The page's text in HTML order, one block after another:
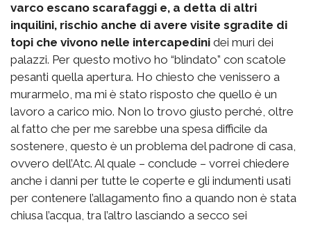
varco escano scarafaggi e, a detta di altri
inquilini, rischio anche di avere visite sgradite di
topi che vivono nelle intercapedini dei muri dei
palazzi. Per questo motivo ho “blindato” con scatole
pesanti quella apertura. Ho chiesto che venissero a
murarmelo, ma mi è stato risposto che quello è un
lavoro a carico mio. Non lo trovo giusto perché, oltre
al fatto che per me sarebbe una spesa difficile da
sostenere, questo è un problema del padrone di casa,
ovvero dell’Atc. Al quale – conclude – vorrei chiedere
anche i danni per tutte le coperte e gli indumenti usati
per contenere l’allagamento fino a quando non è stata
chiusa l’acqua, tra l’altro lasciando a secco sei